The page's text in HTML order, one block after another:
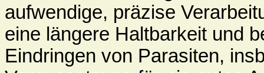
aufwendige, präzise
eine längere Haltbarkeit und
Eindringen von Parasiten,